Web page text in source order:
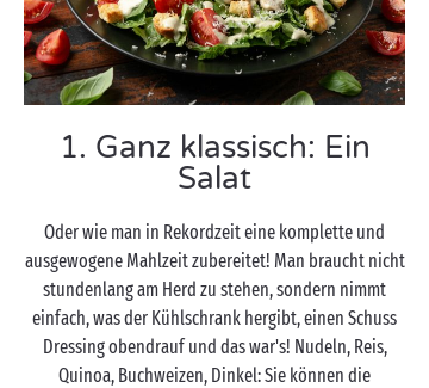
1. Ganz klassisch: Ein
Salat
Oder wie man in Rekordzeit eine komplette und
ausgewogene Mahlzeit zubereitet! Man braucht nicht
stundenlang am Herd zu stehen, sondern nimmt
einfach, was der Kühlschrank hergibt, einen Schuss
Dressing obendrauf und das war's! Nudeln, Reis,
Quinoa, Buchweizen, Dinkel: Sie können die